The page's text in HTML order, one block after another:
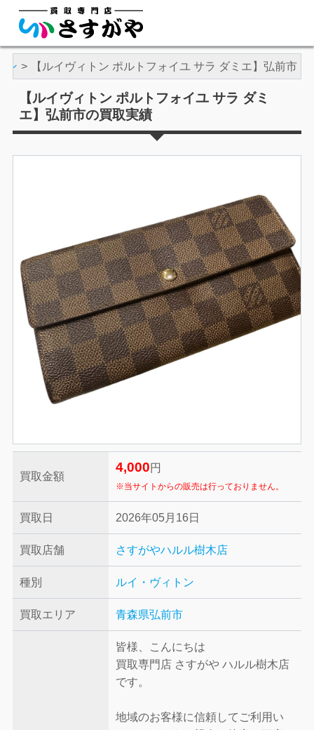
ン 【ルイヴィトン ポルトフォイユ サラ ダミエ】弘前市
【ルイヴィトン ポルトフォイユ サラ ダミ
エ】弘前市の買取実績
買取金額
4,000 円
※当サイトからの販売は行っておりません。
買取日 2026年05月16日
買取店舗 さすがやハルル樹木店
種別 ルイ・ヴィトン
買取エリア 青森県弘前市
皆様、こんにちは
買取専門店 さすがや ハルル樹木店
です。
地域のお客様に信頼してご利用い